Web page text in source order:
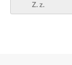
Z. z.